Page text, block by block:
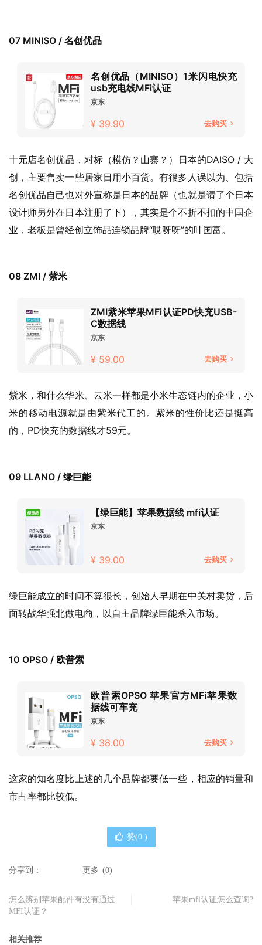
07 MINISO / 名创优品
名创优品（MINISO）1米闪电快充
usb充电线MFi认证
京东
¥ 39.90 去购买
十元店名创优品，对标（模仿？山寨？）日本的DAISO / 大
创，主要售卖一些居家日用小百货。有很多人误以为、包括
名创优品自己也对外宣称是日本的品牌（也就是请了个日本
设计师另外在日本注册了下），其实是个不折不扣的中国企
业，老板是曾经创立饰品连锁品牌“哎呀呀”的叶国富。
08 ZMI / 紫米
ZMI紫米苹果MFi认证PD快充USB-
C数据线
京东
¥ 59.00 去购买
紫米，和什么华米、云米一样都是小米生态链内的企业，小
米的移动电源就是由紫米代工的。紫米的性价比还是挺高
的，PD快充的数据线才59元。
09 LLANO / 绿巨能
【绿巨能】苹果数据线 mfi认证
京东
¥ 39.00 去购买
绿巨能成立的时间不算很长，创始人早期在中关村卖货，后
面转战华强北做电商，以自主品牌绿巨能杀入市场。
10 OPSO / 欧普索
欧普索OPSO 苹果官方MFi苹果数
据线可车充
京东
¥ 38.00 去购买
这家的知名度比上述的几个品牌都要低一些，相应的销量和
市占率都比较低。
赞(0 )
分享到： 更多 (0)
怎么辨别苹果配件有没有通过
MFI认证？
苹果mfi认证怎么查询?
相关推荐